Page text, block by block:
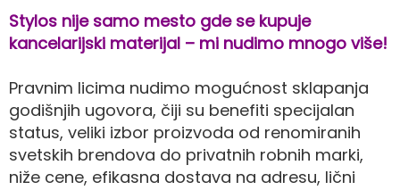
Stylos nije samo mesto gde se kupuje
kancelarijski materijal – mi nudimo mnogo više!
Pravnim licima nudimo mogućnost sklapanja
godišnjih ugovora, čiji su benefiti specijalan
status, veliki izbor proizvoda od renomiranih
svetskih brendova do privatnih robnih marki,
niže cene, efikasna dostava na adresu, lični